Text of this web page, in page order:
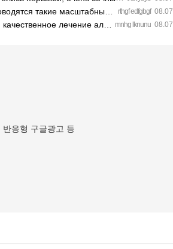
rthgf edfgbgf 08.07
такие масштабные турниры. https…
mnhg lknunu 08.07
лечение алкоголизма Санкт-…
반응형 구글광고 등